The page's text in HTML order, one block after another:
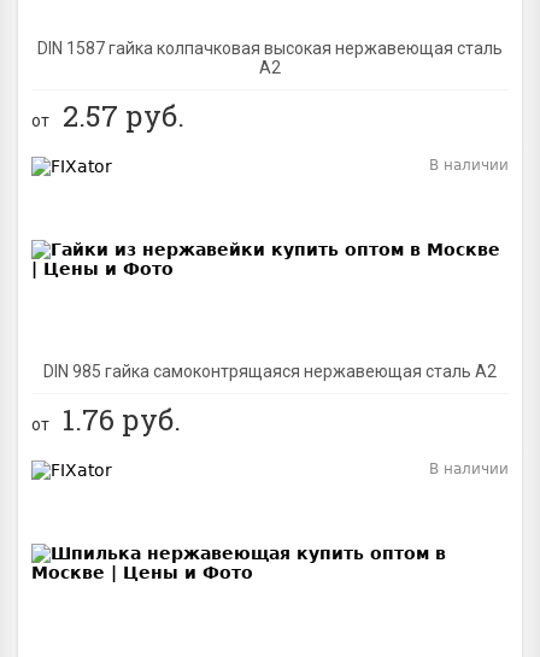
DIN 1587 гайка колпачковая высокая нержавеющая сталь
А2
от 2.57 руб.
DIN 985 гайка самоконтрящаяся нержавеющая сталь A2
В наличии
от 1.76 руб.
В наличии